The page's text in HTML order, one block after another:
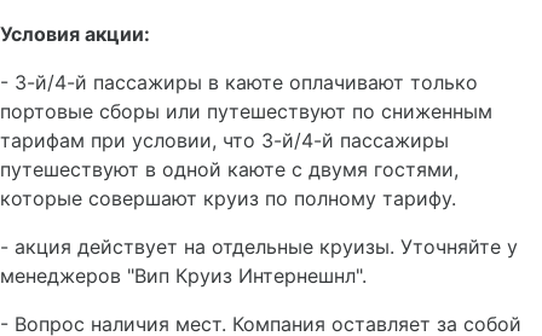
Условия акции:
- 3-й/4-й пассажиры в каюте оплачивают только
портовые сборы или путешествуют по сниженным
тарифам при условии, что 3-й/4-й пассажиры
путешествуют в одной каюте с двумя гостями,
которые совершают круиз по полному тарифу.
- акция действует на отдельные круизы. Уточняйте у
менеджеров "Вип Круиз Интернешнл".
- Вопрос наличия мест. Компания оставляет за собой